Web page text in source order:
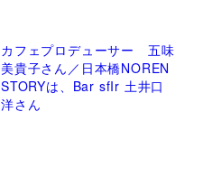
カフェプロデューサー 五味
美貴子さん／日本橋NOREN
STORYは、Bar sfIr 土井口
洋さん